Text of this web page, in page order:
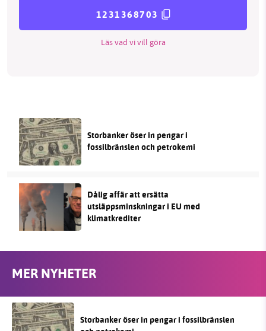
1231368703
Läs vad vi vill göra
Storbanker öser in pengar i
fossilbränslen och petrokemi
Dålig affär att ersätta
utsläppsminskningar i EU med
klimatkrediter
MER NYHETER
Storbanker öser in pengar i fossilbränslen